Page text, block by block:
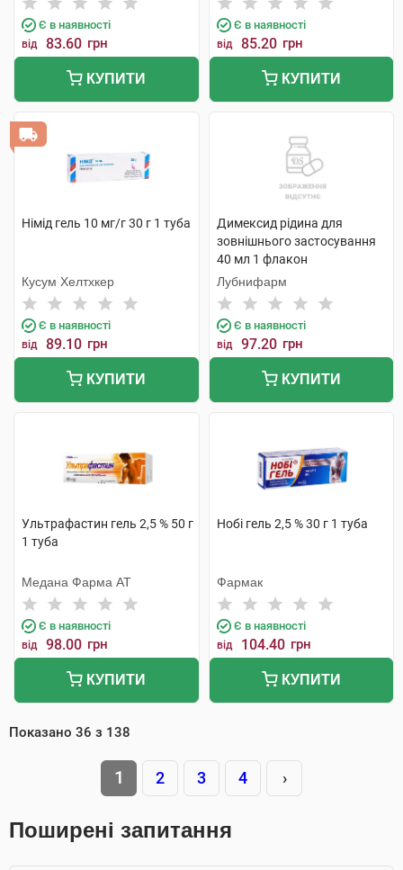
Є в наявності
від 83.60 грн
КУПИТИ
Є в наявності
від 85.20 грн
КУПИТИ
Німід гель 10 мг/г 30 г 1 туба
Кусум Хелтхкер
Є в наявності
від 89.10 грн
КУПИТИ
Димексид рідина для
зовнішнього застосування
40 мл 1 флакон
Лубнифарм
Є в наявності
від 97.20 грн
КУПИТИ
Ультрафастин гель 2,5 % 50 г
1 туба
Медана Фарма АТ
Є в наявності
від 98.00 грн
КУПИТИ
Нобі гель 2,5 % 30 г 1 туба
Фармак
Є в наявності
від 104.40 грн
КУПИТИ
Показано 36 з 138
1 2 3 4 ›
Поширені запитання